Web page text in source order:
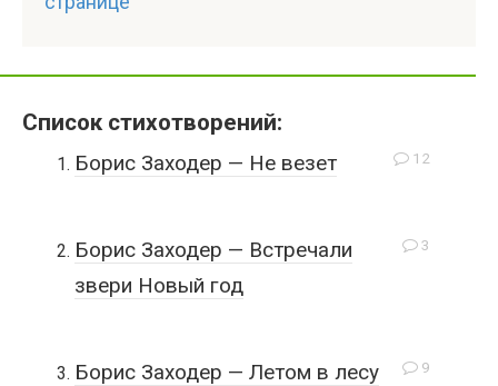
Список стихотворений:
12
Борис Заходер — Не везет
3
Борис Заходер — Встречали
звери Новый год
9
Борис Заходер — Летом в лесу